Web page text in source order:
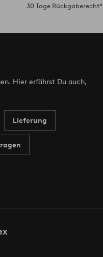
30 Tage Rückgaberecht*
Hier erfährst Du auch,
Lieferung